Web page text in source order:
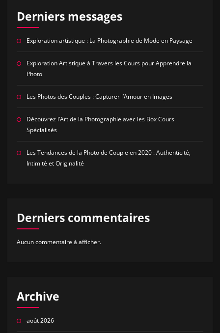
Derniers messages
Exploration artistique : La Photographie de Mode en Paysage
Exploration Artistique à Travers les Cours pour Apprendre la
Photo
Les Photos des Couples : Capturer l’Amour en Images
Découvrez l’Art de la Photographie avec les Box Cours
Spécialisés
Les Tendances de la Photo de Couple en 2020 : Authenticité,
Intimité et Originalité
Derniers commentaires
Aucun commentaire à afficher.
Archive
août 2026